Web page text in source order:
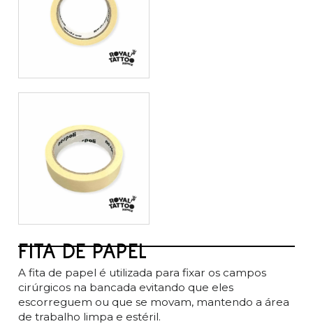
FITA DE PAPEL
A fita de papel é utilizada para fixar os campos
cirúrgicos na bancada evitando que eles
escorreguem ou que se movam, mantendo a área
de trabalho limpa e estéril.